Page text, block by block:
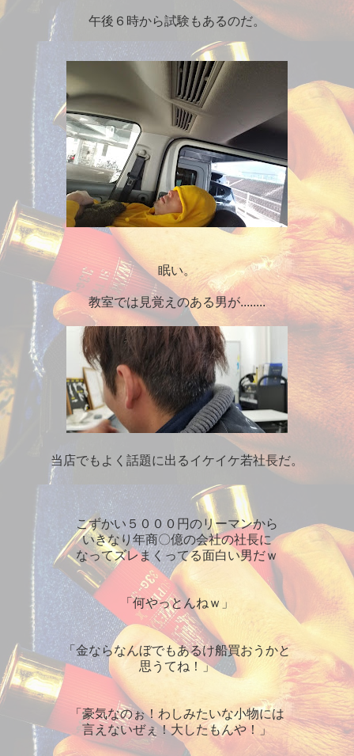
午後６時から試験もあるのだ。
眠い。
教室では見覚えのある男が........
当店でもよく話題に出るイケイケ若社長だ。
こずかい５０００円のリーマンから
いきなり年商〇億の会社の社長に
なってズレまくってる面白い男だｗ
「何やっとんねｗ」
「金ならなんぼでもあるけ船買おうかと
思うてね！」
「豪気なのぉ！わしみたいな小物には
言えないぜぇ！大したもんや！」